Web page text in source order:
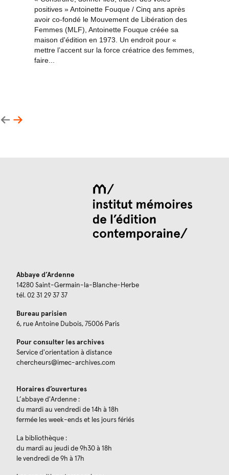
positives » Antoinette Fouque / Cinq ans après
avoir co-fondé le Mouvement de Libération des
Femmes (MLF), Antoinette Fouque créée sa
maison d'édition en 1973. Un endroit pour «
mettre l’accent sur la force créatrice des femmes,
faire...
← →
Abbaye d’Ardenne
14280 Saint-Germain-la-Blanche-Herbe
tél. 02 31 29 37 37
Bureau parisien
6, rue Antoine Dubois, 75006 Paris
Pour consulter les archives
Service d'orientation à distance
chercheurs@imec-archives.com
Horaires d’ouvertures
L’abbaye d'Ardenne :
du mardi au vendredi de 14h à 18h
fermée les week-ends et les jours fériés
La bibliothèque :
du mardi au jeudi de 9h30 à 18h
le vendredi de 9h à 17h